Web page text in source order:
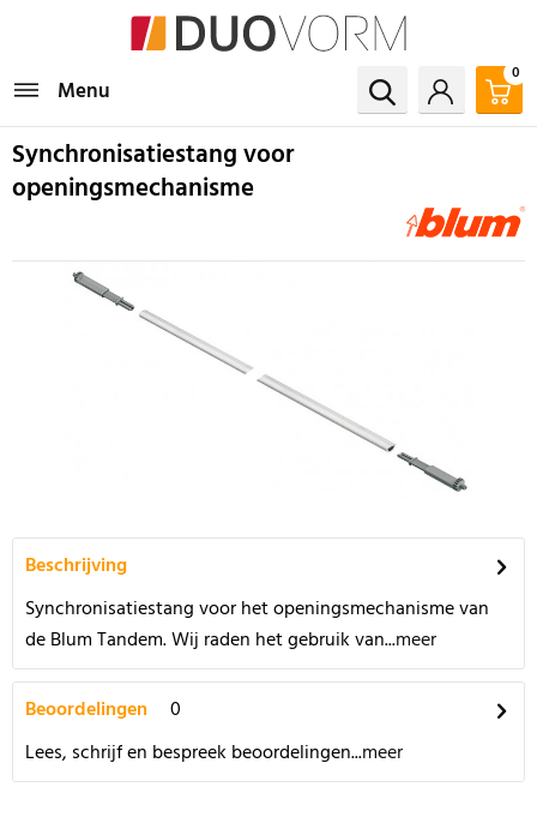
Menu
0
Synchronisatiestang voor
openingsmechanisme
Beschrijving
Synchronisatiestang voor het openingsmechanisme van
de Blum Tandem. Wij raden het gebruik van...meer
Beoordelingen
0
Lees, schrijf en bespreek beoordelingen...meer